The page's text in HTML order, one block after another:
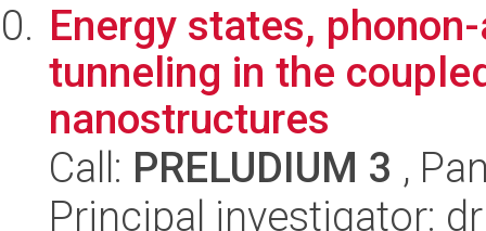
Energy states,
tunneling in the
nanostructures
Call: PRELUDIUM 3 ,
Principal investigator: